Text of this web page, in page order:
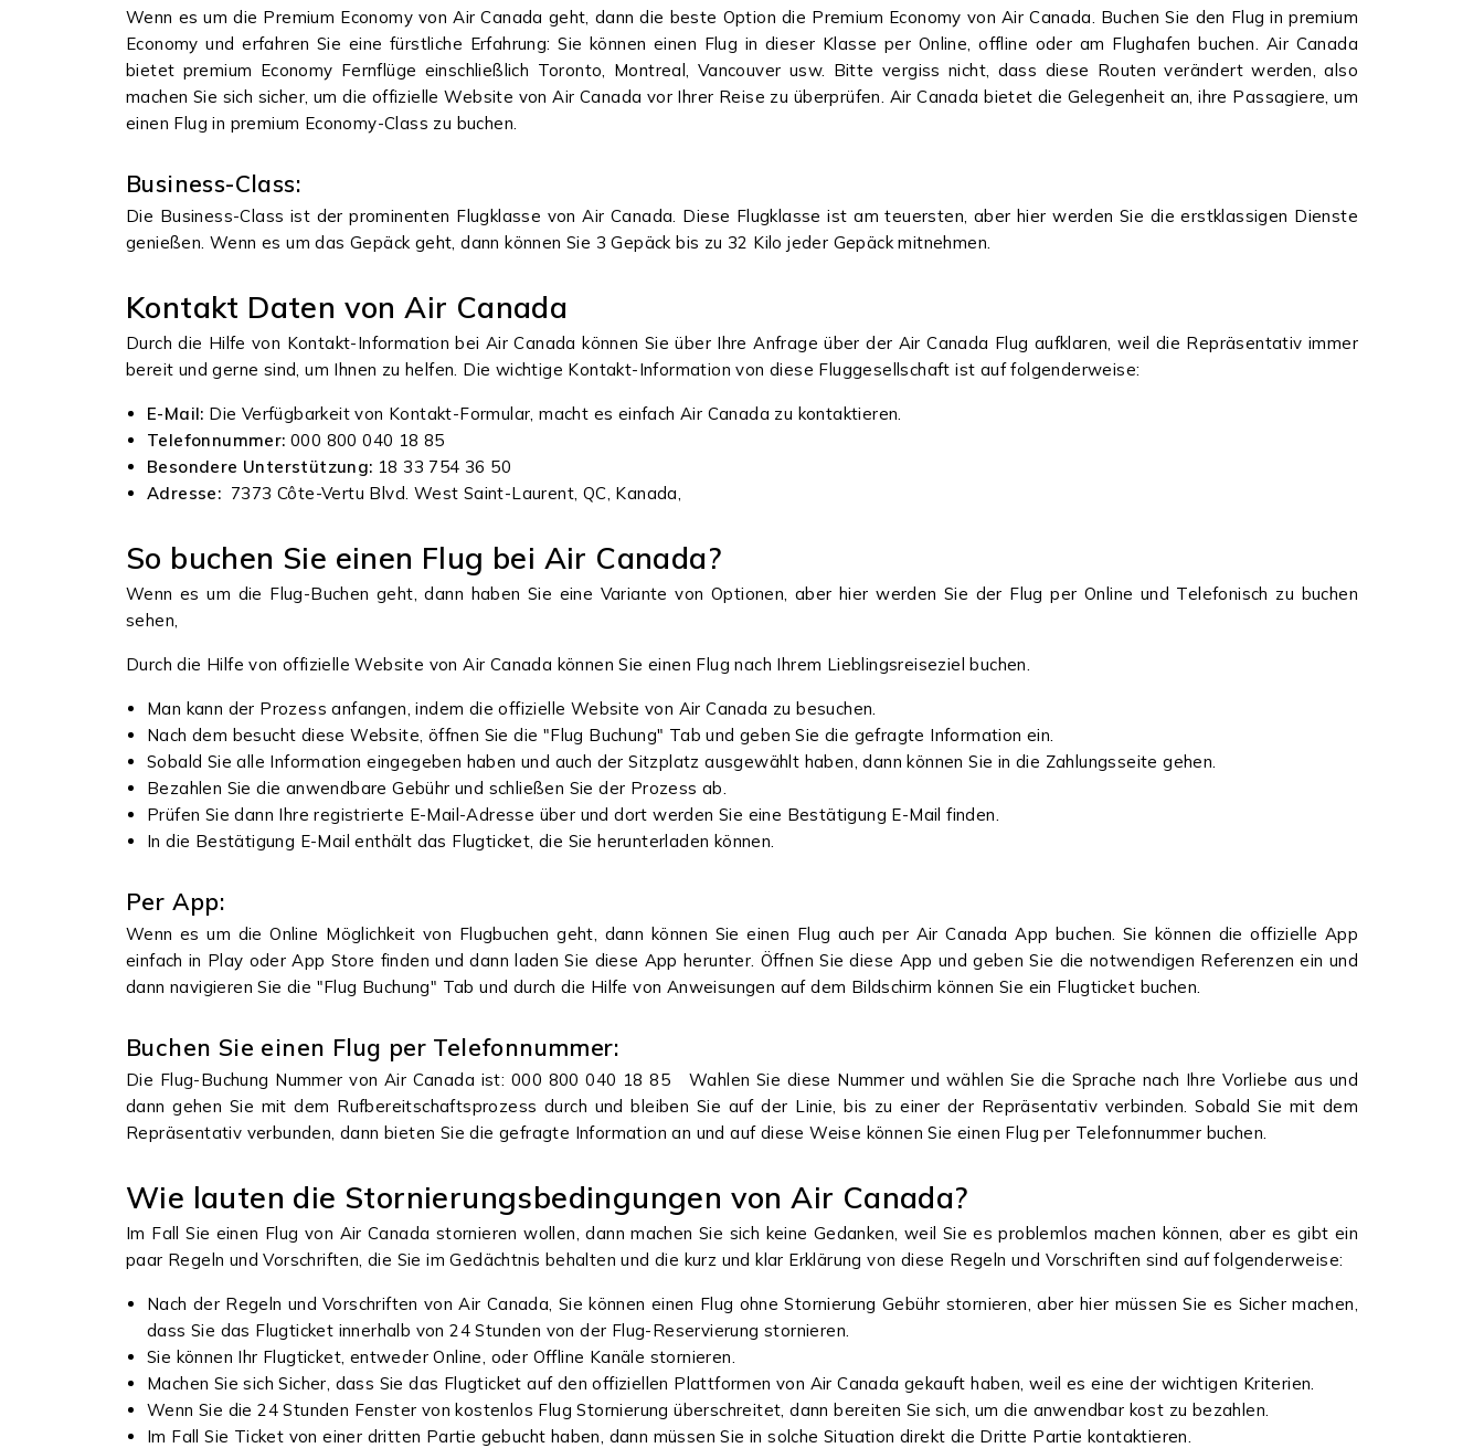
Wenn es um die Premium Economy von Air Canada geht, dann die beste Option die Premium Economy von Air Canada. Buchen Sie den Flug in premium
Economy und erfahren Sie eine fürstliche Erfahrung: Sie können einen Flug in dieser Klasse per Online, offline oder am Flughafen buchen. Air Canada
bietet premium Economy Fernflüge einschließlich Toronto, Montreal, Vancouver usw. Bitte vergiss nicht, dass diese Routen verändert werden, also
machen Sie sich sicher, um die offizielle Website von Air Canada vor Ihrer Reise zu überprüfen. Air Canada bietet die Gelegenheit an, ihre Passagiere, um
einen Flug in premium Economy-Class zu buchen.
Business-Class:
Die Business-Class ist der prominenten Flugklasse von Air Canada. Diese Flugklasse ist am teuersten, aber hier werden Sie die erstklassigen Dienste
genießen. Wenn es um das Gepäck geht, dann können Sie 3 Gepäck bis zu 32 Kilo jeder Gepäck mitnehmen.
Kontakt Daten von Air Canada
Durch die Hilfe von Kontakt-Information bei Air Canada können Sie über Ihre Anfrage über der Air Canada Flug aufklaren, weil die Repräsentativ immer
bereit und gerne sind, um Ihnen zu helfen. Die wichtige Kontakt-Information von diese Fluggesellschaft ist auf folgenderweise:
E-Mail: Die Verfügbarkeit von Kontakt-Formular, macht es einfach Air Canada zu kontaktieren.
Telefonnummer: 000 800 040 18 85
Besondere Unterstützung: 18 33 754 36 50
Adresse: 7373 Côte-Vertu Blvd. West Saint-Laurent, QC, Kanada,
So buchen Sie einen Flug bei Air Canada?
Wenn es um die Flug-Buchen geht, dann haben Sie eine Variante von Optionen, aber hier werden Sie der Flug per Online und Telefonisch zu buchen
sehen,
Durch die Hilfe von offizielle Website von Air Canada können Sie einen Flug nach Ihrem Lieblingsreiseziel buchen.
Man kann der Prozess anfangen, indem die offizielle Website von Air Canada zu besuchen.
Nach dem besucht diese Website, öffnen Sie die "Flug Buchung" Tab und geben Sie die gefragte Information ein.
Sobald Sie alle Information eingegeben haben und auch der Sitzplatz ausgewählt haben, dann können Sie in die Zahlungsseite gehen.
Bezahlen Sie die anwendbare Gebühr und schließen Sie der Prozess ab.
Prüfen Sie dann Ihre registrierte E-Mail-Adresse über und dort werden Sie eine Bestätigung E-Mail finden.
In die Bestätigung E-Mail enthält das Flugticket, die Sie herunterladen können.
Per App:
Wenn es um die Online Möglichkeit von Flugbuchen geht, dann können Sie einen Flug auch per Air Canada App buchen. Sie können die offizielle App
einfach in Play oder App Store finden und dann laden Sie diese App herunter. Öffnen Sie diese App und geben Sie die notwendigen Referenzen ein und
dann navigieren Sie die "Flug Buchung" Tab und durch die Hilfe von Anweisungen auf dem Bildschirm können Sie ein Flugticket buchen.
Buchen Sie einen Flug per Telefonnummer:
Die Flug-Buchung Nummer von Air Canada ist: 000 800 040 18 85
Wahlen Sie diese Nummer und wählen Sie die Sprache nach Ihre Vorliebe aus und
dann gehen Sie mit dem Rufbereitschaftsprozess durch und bleiben Sie auf der Linie, bis zu einer der Repräsentativ verbinden. Sobald Sie mit dem
Repräsentativ verbunden, dann bieten Sie die gefragte Information an und auf diese Weise können Sie einen Flug per Telefonnummer buchen.
Wie lauten die Stornierungsbedingungen von Air Canada?
Im Fall Sie einen Flug von Air Canada stornieren wollen, dann machen Sie sich keine Gedanken, weil Sie es problemlos machen können, aber es gibt ein
paar Regeln und Vorschriften, die Sie im Gedächtnis behalten und die kurz und klar Erklärung von diese Regeln und Vorschriften sind auf folgenderweise:
Nach der Regeln und Vorschriften von Air Canada, Sie können einen Flug ohne Stornierung Gebühr stornieren, aber hier müssen Sie es Sicher machen,
dass Sie das Flugticket innerhalb von 24 Stunden von der Flug-Reservierung stornieren.
Sie können Ihr Flugticket, entweder Online, oder Offline Kanäle stornieren.
Machen Sie sich Sicher, dass Sie das Flugticket auf den offiziellen Plattformen von Air Canada gekauft haben, weil es eine der wichtigen Kriterien.
Wenn Sie die 24 Stunden Fenster von kostenlos Flug Stornierung überschreitet, dann bereiten Sie sich, um die anwendbar kost zu bezahlen.
Im Fall Sie Ticket von einer dritten Partie gebucht haben, dann müssen Sie in solche Situation direkt die Dritte Partie kontaktieren.